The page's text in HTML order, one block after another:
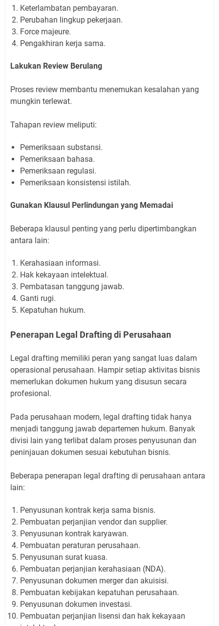
Keterlambatan pembayaran.
Perubahan lingkup pekerjaan.
Force majeure.
Pengakhiran kerja sama.
Lakukan Review Berulang
Proses review membantu menemukan kesalahan yang
mungkin terlewat.
Tahapan review meliputi:
Pemeriksaan substansi.
Pemeriksaan bahasa.
Pemeriksaan regulasi.
Pemeriksaan konsistensi istilah.
Gunakan Klausul Perlindungan yang Memadai
Beberapa klausul penting yang perlu dipertimbangkan
antara lain:
Kerahasiaan informasi.
Hak kekayaan intelektual.
Pembatasan tanggung jawab.
Ganti rugi.
Kepatuhan hukum.
Penerapan Legal Drafting di Perusahaan
Legal drafting memiliki peran yang sangat luas dalam
operasional perusahaan. Hampir setiap aktivitas bisnis
memerlukan dokumen hukum yang disusun secara
profesional.
Pada perusahaan modern, legal drafting tidak hanya
menjadi tanggung jawab departemen hukum. Banyak
divisi lain yang terlibat dalam proses penyusunan dan
peninjauan dokumen sesuai kebutuhan bisnis.
Beberapa penerapan legal drafting di perusahaan antara
lain:
Penyusunan kontrak kerja sama bisnis.
Pembuatan perjanjian vendor dan supplier.
Penyusunan kontrak karyawan.
Pembuatan peraturan perusahaan.
Penyusunan surat kuasa.
Pembuatan perjanjian kerahasiaan (NDA).
Penyusunan dokumen merger dan akuisisi.
Pembuatan kebijakan kepatuhan perusahaan.
Penyusunan dokumen investasi.
Pembuatan perjanjian lisensi dan hak kekayaan